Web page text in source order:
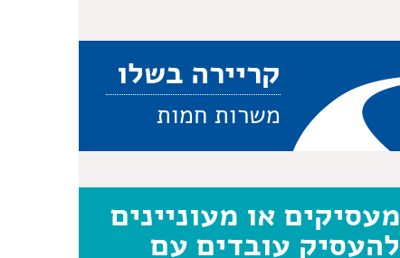
קריירה בשלו
משרות חמות
מעסיקים או מעוניינים
להעסיק עובדים עם